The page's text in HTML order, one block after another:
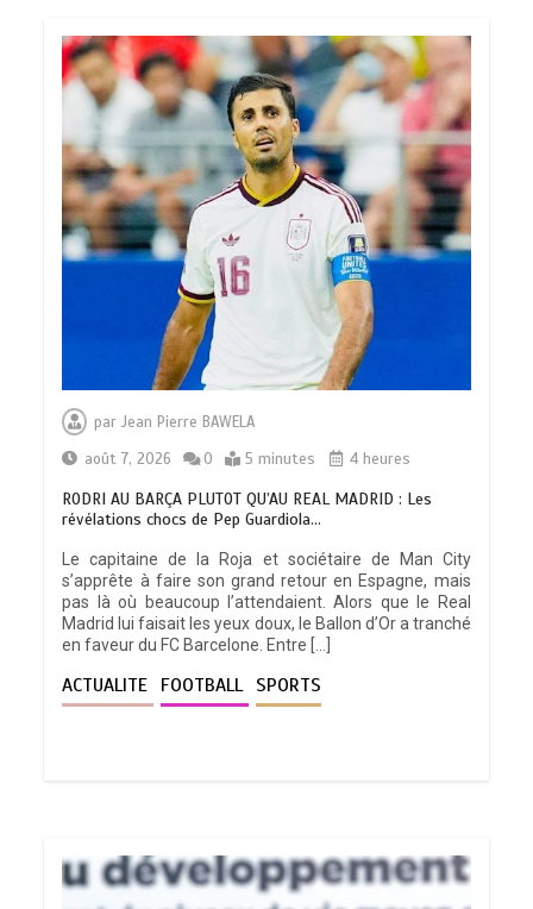
parJean Pierre BAWELA
août 7, 2026
0 5 minutes 4 heures
RODRI AU BARÇA PLUTOT QU’AU REAL MADRID : Les
révélations chocs de Pep Guardiola…
Le capitaine de la Roja et sociétaire de Man City
s’apprête à faire son grand retour en Espagne, mais
pas là où beaucoup l’attendaient. Alors que le Real
Madrid lui faisait les yeux doux, le Ballon d’Or a tranché
en faveur du FC Barcelone. Entre […]
ACTUALITE FOOTBALL SPORTS